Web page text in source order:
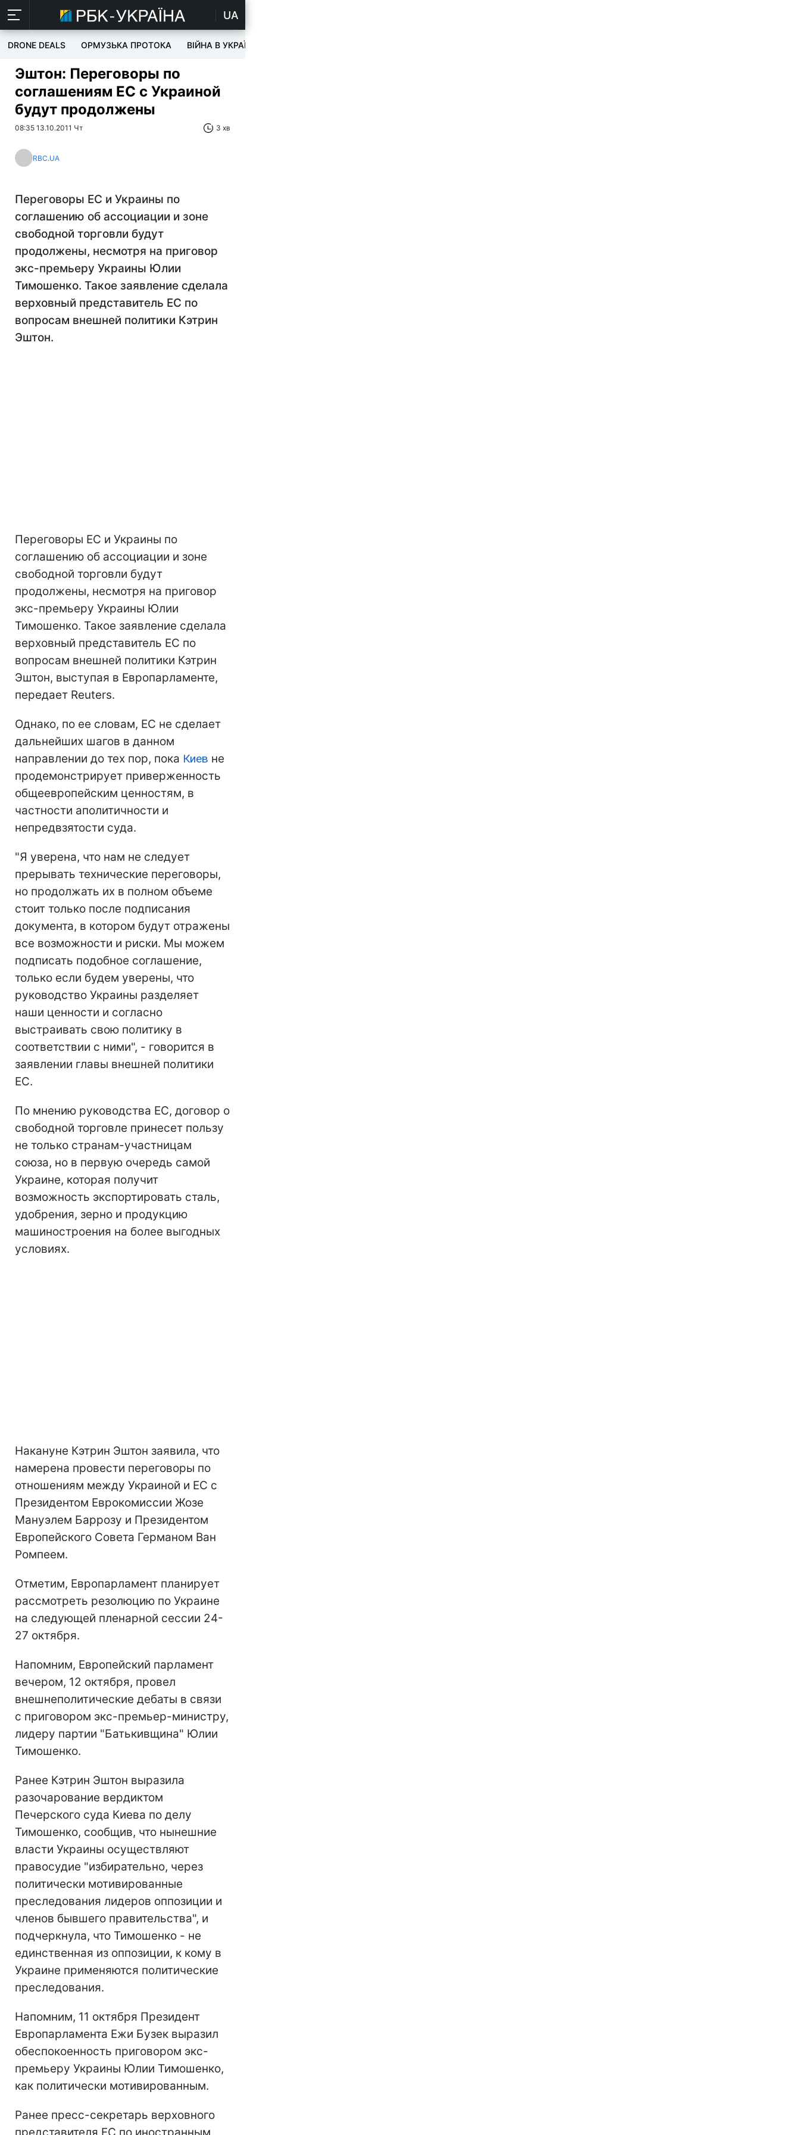
UA
DRONE DEALS ОРМУЗЬКА ПРОТОКА ВІЙНА В УКРАЇНІ
Эштон: Переговоры по
соглашениям ЕС с Украиной
будут продолжены
08:35 13.10.2011 Чт 3 хв
RBC.UA
Переговоры ЕС и Украины по
соглашению об ассоциации и зоне
свободной торговли будут
продолжены, несмотря на приговор
экс-премьеру Украины Юлии
Тимошенко. Такое заявление сделала
верховный представитель ЕС по
вопросам внешней политики Кэтрин
Эштон.
Переговоры ЕС и Украины по
соглашению об ассоциации и зоне
свободной торговли будут
продолжены, несмотря на приговор
экс-премьеру Украины Юлии
Тимошенко. Такое заявление сделала
верховный представитель ЕС по
вопросам внешней политики Кэтрин
Эштон, выступая в Европарламенте,
передает Reuters.
Однако, по ее словам, ЕС не сделает
дальнейших шагов в данном
направлении до тех пор, пока Киев не
продемонстрирует приверженность
общеевропейским ценностям, в
частности аполитичности и
непредвзятости суда.
"Я уверена, что нам не следует
прерывать технические переговоры,
но продолжать их в полном объеме
стоит только после подписания
документа, в котором будут отражены
все возможности и риски. Мы можем
подписать подобное соглашение,
только если будем уверены, что
руководство Украины разделяет
наши ценности и согласно
выстраивать свою политику в
соответствии с ними", - говорится в
заявлении главы внешней политики
ЕС.
По мнению руководства ЕС, договор о
свободной торговле принесет пользу
не только странам-участницам
союза, но в первую очередь самой
Украине, которая получит
возможность экспортировать сталь,
удобрения, зерно и продукцию
машиностроения на более выгодных
условиях.
Накануне Кэтрин Эштон заявила, что
намерена провести переговоры по
отношениям между Украиной и ЕС с
Президентом Еврокомиссии Жозе
Мануэлем Баррозу и Президентом
Европейского Совета Германом Ван
Ромпеем.
Отметим, Европарламент планирует
рассмотреть резолюцию по Украине
на следующей пленарной сессии 24-
27 октября.
Напомним, Европейский парламент
вечером, 12 октября, провел
внешнеполитические дебаты в связи
с приговором экс-премьер-министру,
лидеру партии "Батькивщина" Юлии
Тимошенко.
Ранее Кэтрин Эштон выразила
разочарование вердиктом
Печерского суда Киева по делу
Тимошенко, сообщив, что нынешние
власти Украины осуществляют
правосудие "избирательно, через
политически мотивированные
преследования лидеров оппозиции и
членов бывшего правительства", и
подчеркнула, что Тимошенко - не
единственная из оппозиции, к кому в
Украине применяются политические
преследования.
Напомним, 11 октября Президент
Европарламента Ежи Бузек выразил
обеспокоенность приговором экс-
премьеру Украины Юлии Тимошенко,
как политически мотивированным.
Ранее пресс-секретарь верховного